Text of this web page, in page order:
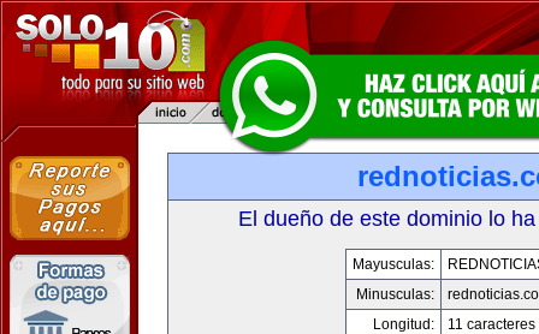
El dueño de este dominio lo
Mayusculas:
Minusculas:
Longitud:
11 caracteres